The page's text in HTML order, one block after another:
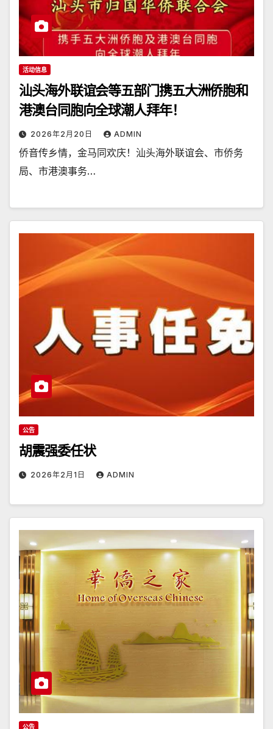
活动信息
汕头海外联谊会等五部门携五大洲侨胞和
港澳台同胞向全球潮人拜年！
2026年2月20日 ADMIN
侨音传乡情，金马同欢庆！汕头海外联谊会、市侨务
局、市港澳事务…
公告
胡震强委任状
2026年2月1日 ADMIN
公告